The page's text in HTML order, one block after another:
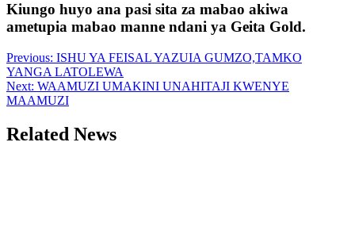
Kiungo huyo ana pasi sita za mabao akiwa
ametupia mabao manne ndani ya Geita Gold.
Post
navigation
Previous: ISHU YA FEISAL YAZUIA GUMZO,TAMKO
YANGA LATOLEWA
Next: WAAMUZI UMAKINI UNAHITAJI KWENYE
MAAMUZI
Related News